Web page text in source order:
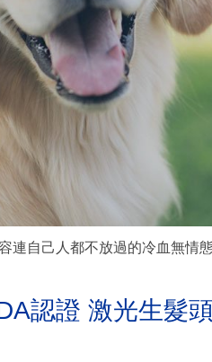
連自己人都不放過的冷血無情
認證 激光生髮